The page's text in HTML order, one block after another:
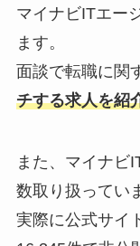
マイナビITエー
ます。
面談で転職に関
チする求人を紹
また、マイナビ
数取り扱ってい
実際に公式サイ